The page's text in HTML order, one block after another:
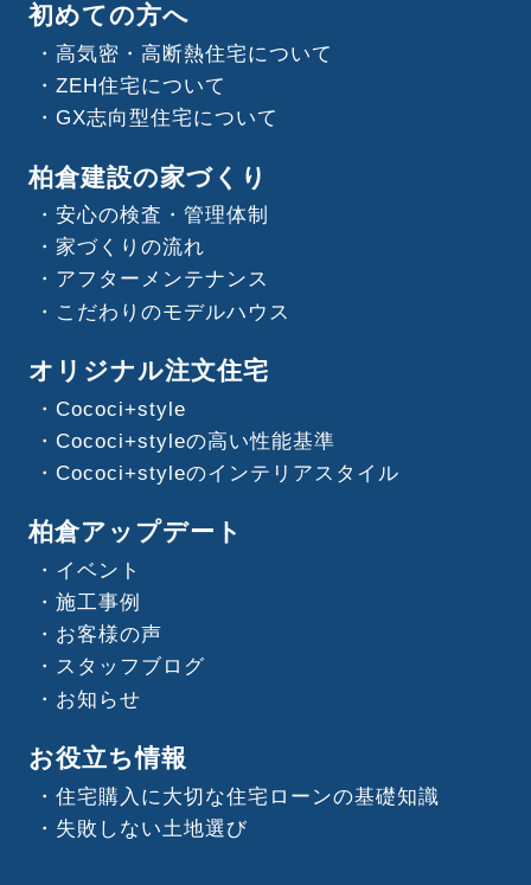
初めての方へ
高気密・高断熱住宅について
ZEH住宅について
GX志向型住宅について
柏倉建設の家づくり
安心の検査・管理体制
家づくりの流れ
アフターメンテナンス
こだわりのモデルハウス
オリジナル注文住宅
Cococi+style
Cococi+styleの高い性能基準
Cococi+styleのインテリアスタイル
柏倉アップデート
イベント
施工事例
お客様の声
スタッフブログ
お知らせ
お役立ち情報
住宅購入に大切な住宅ローンの基礎知識
失敗しない土地選び